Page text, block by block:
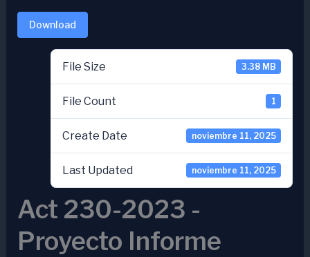
Download
File Size 3.38 MB
File Count 1
Create Date noviembre 11, 2025
Last Updated noviembre 11, 2025
Act 230-2023 -
Proyecto Informe